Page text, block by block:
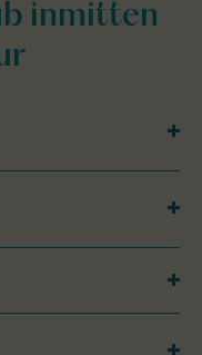
inmitten